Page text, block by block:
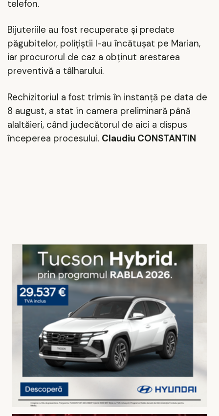
telefon.
Bijuteriile au fost recuperate şi predate
păgubitelor, poliţiştii l-au încătuşat pe Marian,
iar procurorul de caz a obţinut arestarea
preventivă a tâlharului.
Rechizitoriul a fost trimis în instanţă pe data de
8 august, a stat în camera preliminară până
alaltăieri, când judecătorul de aici a dispus
începerea procesului. Claudiu CONSTANTIN